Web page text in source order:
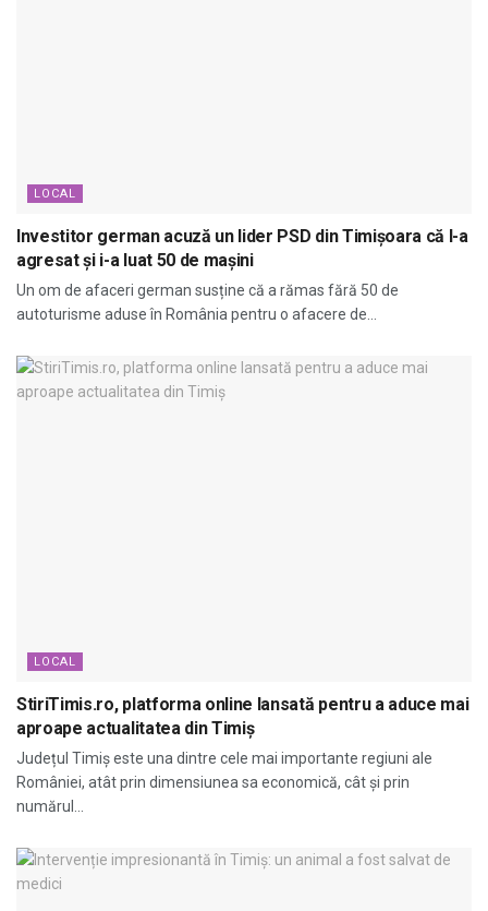
LOCAL
Investitor german acuză un lider PSD din Timișoara că l-a
agresat și i-a luat 50 de mașini
Un om de afaceri german susține că a rămas fără 50 de
autoturisme aduse în România pentru o afacere de...
LOCAL
StiriTimis.ro, platforma online lansată pentru a aduce mai
aproape actualitatea din Timiș
Județul Timiș este una dintre cele mai importante regiuni ale
României, atât prin dimensiunea sa economică, cât și prin
numărul...